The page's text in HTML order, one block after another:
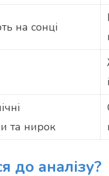
на сонці
та нирок
до аналізу?